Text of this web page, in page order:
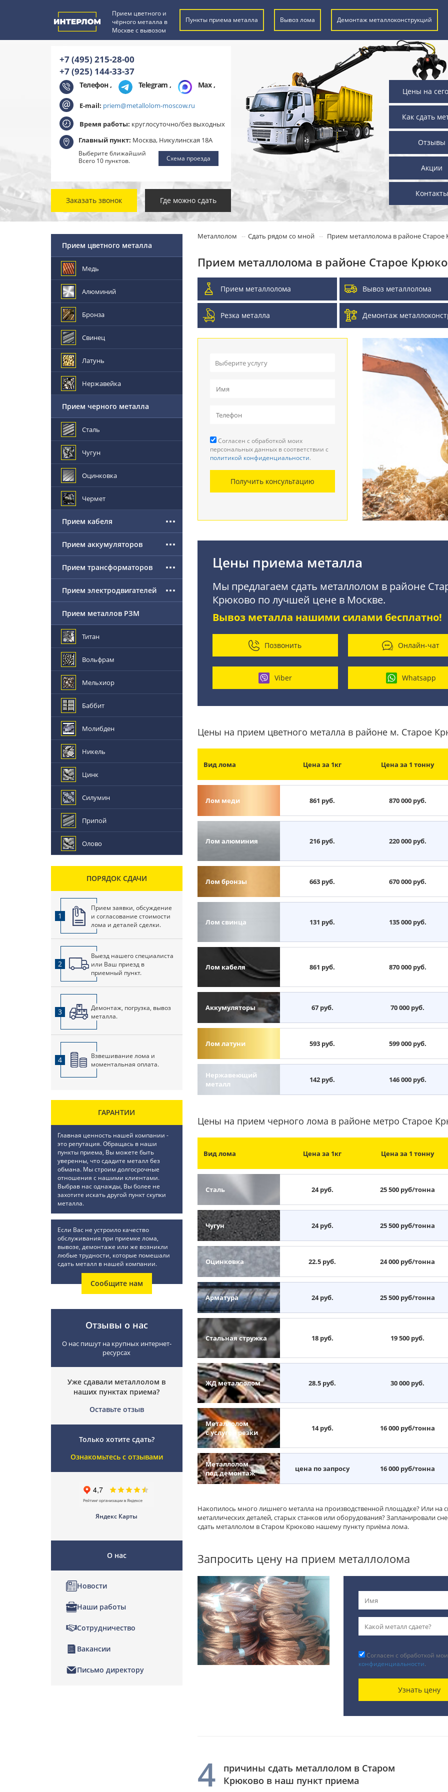
Прием цветного и
чёрного металла в
Москве с вывозом
Пункты приема металла Вывоз лома Демонтаж металлоконструкций
+7 (495) 215-28-00
+7 (925) 144-33-37
Телефон , Telegram , Max,
E-mail: priem@metallolom-moscow.ru
Время работы: круглосуточно/без выходных
Главный пункт: Москва, Никулинская 18А
Выберите ближайший
Всего 10 пунктов.
Схема проезда
Заказать звонок Где можно сдать
Цены на
Как сдать
Отзывы
Акции
Контакты
Металлолом Сдать рядом со мной Прием металлолома в районе Старое
Прием металлолома в районе Старое
Прием металлолома Вывоз металлолома
Резка металла Демонтаж
Выберите услугу
Прием кабеля
Резка металла
Демонтаж металлоконструкций
Покупка АКБ
Согласен с обработкой моих
персональных данных в соответствии с
политикой конфиденциальности.
Получить консультацию
Цены приема металла
Мы предлагаем сдать металлолом в районе
Крюково по лучшей цене в Москве.
Вывоз металла нашими силами бесплатно!
Позвонить Онлайн-чат
Viber Whatsapp
Цены на прием цветного металла в районе м. Старое
Вид лома Цена за 1кг Цена за 1 тонну
Лом меди 861 руб. 870 000 руб.
Лом алюминия 216 руб. 220 000 руб.
Лом бронзы 663 руб. 670 000 руб.
Лом свинца 131 руб. 135 000 руб.
Лом кабеля 861 руб. 870 000 руб.
Аккумуляторы 67 руб. 70 000 руб.
Лом латуни 593 руб. 599 000 руб.
Нержавеющий
металл
142 руб. 146 000 руб.
Цены на прием черного лома в районе метро Старое
Вид лома Цена за 1кг Цена за 1 тонну
Сталь 24 руб. 25 500 руб/тонна
Чугун 24 руб. 25 500 руб/тонна
Оцинковка 22.5 руб. 24 000 руб/тонна
Арматура 24 руб. 25 500 руб/тонна
Стальная стружка 18 руб. 19 500 руб.
ЖД металлолом 28.5 руб. 30 000 руб.
Металлолом
с услугой резки
14 руб. 16 000 руб/тонна
Металлолом
под демонтаж
цена по запросу 16 000 руб/тонна
Накопилось много лишнего металла на производственной площадке? Или
металлических деталей, старых станков или оборудования? Запланировали
сдать металлолом в Старом Крюково нашему пункту приёма лома.
Запросить цену на прием металлолома
Согласен с обработкой
конфиденциальности.
Узнать цену
4
причины сдать металлолом в Старом
Крюково в наш пункт приема
Прием цветного металла
Медь
Алюминий
Бронза
Свинец
Латунь
Нержавейка
Прием черного металла
Сталь
Чугун
Оцинковка
Чермет
Прием кабеля
Прием аккумуляторов
Прием трансформаторов
Прием электродвигателей
Прием металлов РЗМ
Титан
Вольфрам
Мельхиор
Баббит
Молибден
Никель
Цинк
Силумин
Припой
Олово
ПОРЯДОК СДАЧИ
1
Прием заявки, обсуждение
и согласование стоимости
лома и деталей сделки.
2
Выезд нашего специалиста
или Ваш приезд в
приемный пункт.
3
Демонтаж, погрузка, вывоз
металла.
4
Взвешивание лома и
моментальная оплата.
ГАРАНТИИ
Главная ценность нашей компании -
это репутация. Обращась в наши
пункты приема, Вы можете быть
уверенны, что сдадите металл без
обмана. Мы строим долгосрочные
отношения с нашими клиентами.
Выбрав нас однажды, Вы более не
захотите искать другой пункт скупки
металла.
Если Вас не устроило качество
обслуживания при приемке лома,
вывозе, демонтаже или же возникли
любые трудности, которые помешали
сдать металл в нашей компании.
Сообщите нам
Отзывы о нас
О нас пишут на крупных интернет-
ресурсах
Уже сдавали металлолом в
наших пунктах приема?
Оставьте отзыв
Только хотите сдать?
Ознакомьтесь с отзывами
Яндекс Карты
О нас
Новости
Наши работы
Сотрудничество
Вакансии
Письмо директору